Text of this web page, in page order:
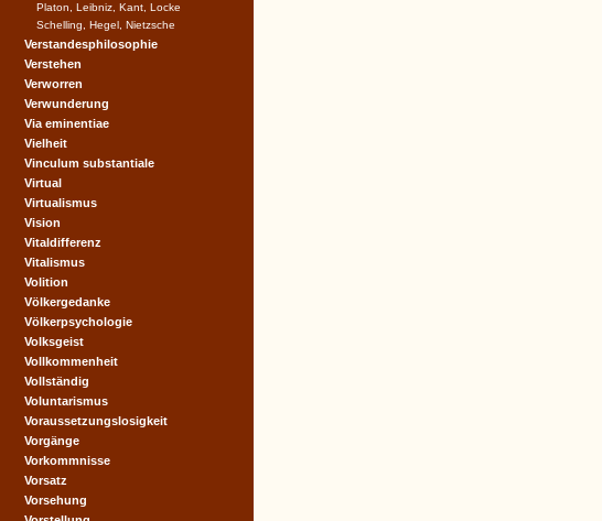
Platon, Leibniz, Kant, Locke
Schelling, Hegel, Nietzsche
Verstandesphilosophie
Verstehen
Verworren
Verwunderung
Via eminentiae
Vielheit
Vinculum substantiale
Virtual
Virtualismus
Vision
Vitaldifferenz
Vitalismus
Volition
Völkergedanke
Völkerpsychologie
Volksgeist
Vollkommenheit
Vollständig
Voluntarismus
Voraussetzungslosigkeit
Vorgänge
Vorkommnisse
Vorsatz
Vorsehung